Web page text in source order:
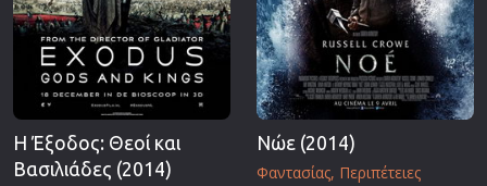
Η Έξοδος: Θεοί και
Βασιλιάδες (2014)
Νώε (2014)
Φαντασίας Περιπέτειες